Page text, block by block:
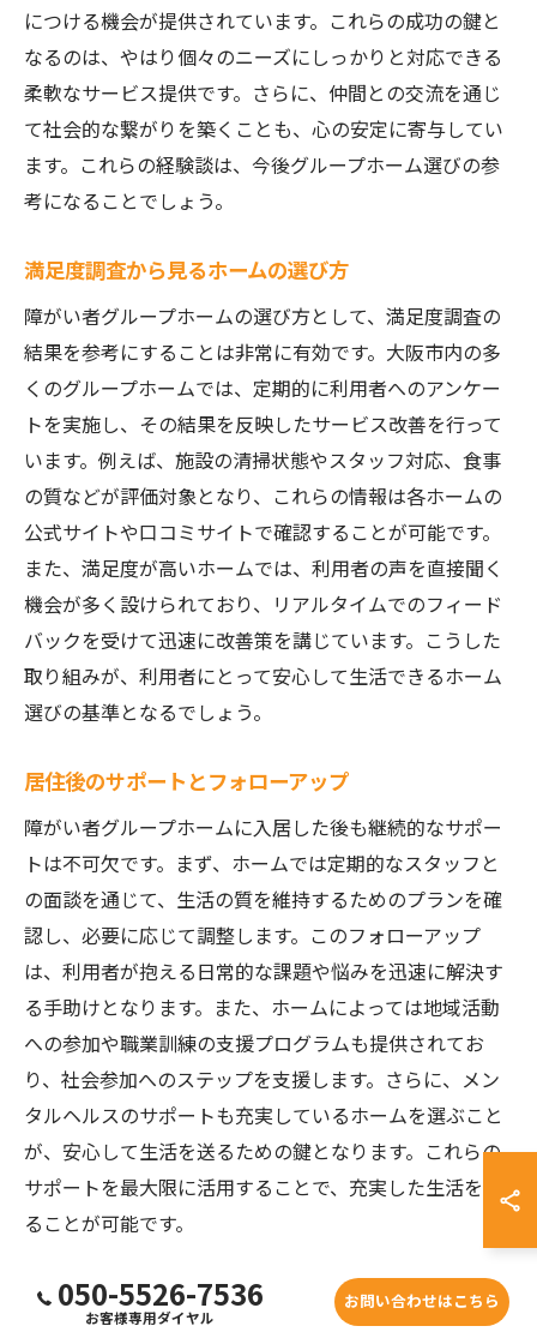
につける機会が提供されています。これらの成功の鍵と
なるのは、やはり個々のニーズにしっかりと対応できる
柔軟なサービス提供です。さらに、仲間との交流を通じ
て社会的な繋がりを築くことも、心の安定に寄与してい
ます。これらの経験談は、今後グループホーム選びの参
考になることでしょう。
満足度調査から見るホームの選び方
障がい者グループホームの選び方として、満足度調査の
結果を参考にすることは非常に有効です。大阪市内の多
くのグループホームでは、定期的に利用者へのアンケー
トを実施し、その結果を反映したサービス改善を行って
います。例えば、施設の清掃状態やスタッフ対応、食事
の質などが評価対象となり、これらの情報は各ホームの
公式サイトや口コミサイトで確認することが可能です。
また、満足度が高いホームでは、利用者の声を直接聞く
機会が多く設けられており、リアルタイムでのフィード
バックを受けて迅速に改善策を講じています。こうした
取り組みが、利用者にとって安心して生活できるホーム
選びの基準となるでしょう。
居住後のサポートとフォローアップ
障がい者グループホームに入居した後も継続的なサポー
トは不可欠です。まず、ホームでは定期的なスタッフと
の面談を通じて、生活の質を維持するためのプランを確
認し、必要に応じて調整します。このフォローアップ
は、利用者が抱える日常的な課題や悩みを迅速に解決す
る手助けとなります。また、ホームによっては地域活動
への参加や職業訓練の支援プログラムも提供されてお
り、社会参加へのステップを支援します。さらに、メン
タルヘルスのサポートも充実しているホームを選ぶこと
が、安心して生活を送るための鍵となります。これらの
サポートを最大限に活用することで、充実した生活を送
ることが可能です。
おすすめのホームランキングとその理由
050-5526-7536
お客様専用ダイヤル
お問い合わせはこちら